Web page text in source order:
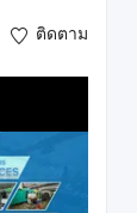
ติดตาม